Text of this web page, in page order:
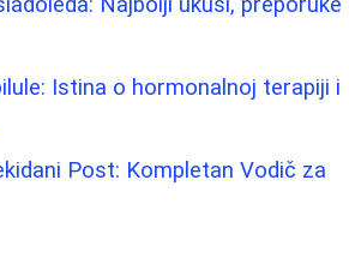
Istina o hormonalnoj terapiji i
Post: Kompletan Vodič za